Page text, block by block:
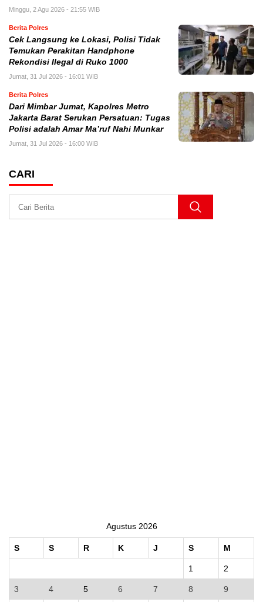
Minggu, 2 Agu 2026 - 21:55 WIB
Berita Polres
Cek Langsung ke Lokasi, Polisi Tidak
Temukan Perakitan Handphone
Rekondisi Ilegal di Ruko 1000
Jumat, 31 Jul 2026 - 16:01 WIB
Berita Polres
Dari Mimbar Jumat, Kapolres Metro
Jakarta Barat Serukan Persatuan: Tugas
Polisi adalah Amar Ma’ruf Nahi Munkar
Jumat, 31 Jul 2026 - 16:00 WIB
CARI
Agustus 2026
S S R K J S M
1 2
3 4 5 6 7 8 9